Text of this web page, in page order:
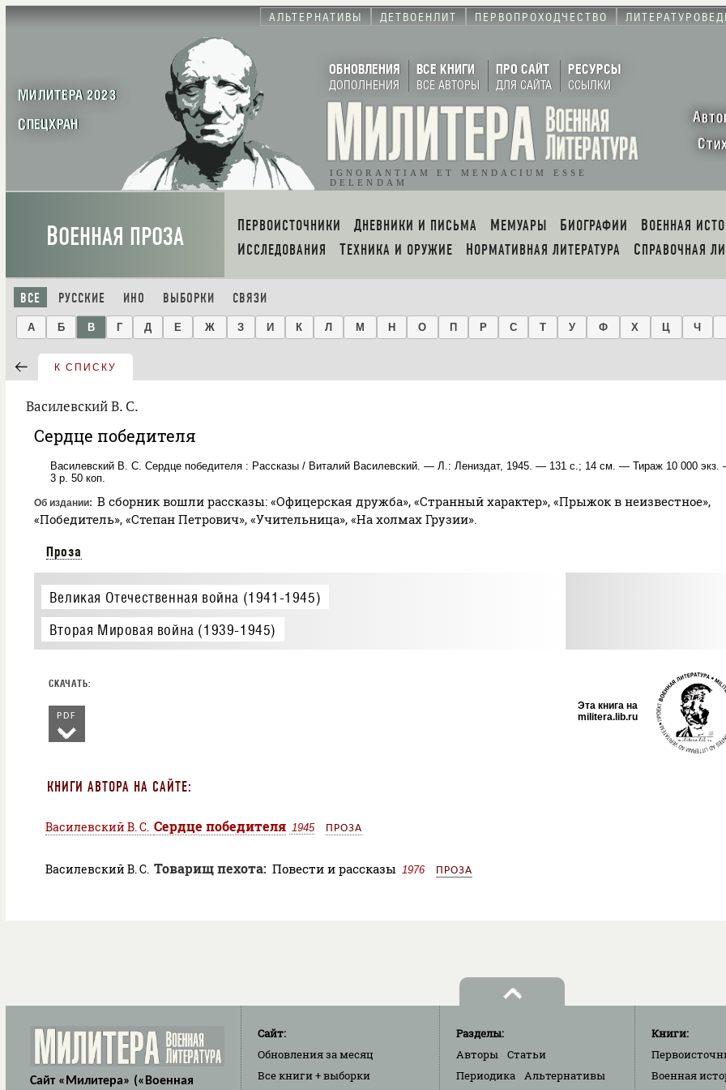
АЛЬТЕРНАТИВЫ ДЕТВОЕНЛИТ ПЕРВОПРОХОДЧЕСТВО
МИЛИТЕРА 2023
СПЕЦХРАН
ОБНОВЛЕНИЯ
ДОПОЛНЕНИЯ
ВСЕ КНИГИ
ВСЕ АВТОРЫ
ПРО САЙТ
ДЛЯ САЙТА
РЕСУРСЫ
ССЫЛКИ
IGNORANTIAM ET MENDACIUM ESSE
DELENDAM
А
С
ВОЕННАЯ ПРОЗА ПЕРВОИСТОЧНИКИ ДНЕВНИКИ И ПИСЬМА МЕМУАРЫ БИОГРАФИИ
ВОЕННАЯ
ИССЛЕДОВАНИЯ
ТЕХНИКА И ОРУЖИЕ НОРМАТИВНАЯ ЛИТЕРАТУРА СПРАВОЧНАЯ
ВСЕ РУССКИЕ ИНО ВЫБОРКИ СВЯЗИ
А Б В Г Д Е Ж З И К Л М Н О П Р С Т У Ф Х Ц Ч
К СПИСКУ
Василевский В. С.
Сердце победителя
Василевский В. С. Сердце победителя : Рассказы / Виталий Василевский. — Л.: Лениздат, 1945. — 131 с.; 14 см. — Тираж 10 000 экз.
3 р. 50 коп.
Об издании
В сборник вошли рассказы: «Офицерская дружба», «Странный характер», «Прыжок в неизвестное»,
«Победитель», «Степан Петрович», «Учительница», «На холмах Грузии».
Проза
Великая Отечественная война (1941-1945)
Вторая Мировая война (1939-1945)
PDF
Эта книга на
militera.lib.ru
КНИГИ АВТОРА НА САЙТЕ:
Василевский В. С. Сердце победителя 1945 ПРОЗА
Василевский В. С. Товарищ пехота: Повести и рассказы 1976 ПРОЗА
Сайт «Милитера» («Военная
Сайт:
Обновленияза месяц
Все книги+ выборки
Разделы:
Авторы
Статьи
Периодика
Альтернативы
Книги:
Военная